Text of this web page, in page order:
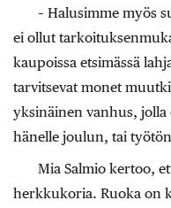
– Halusimme myös
ei ollut
kaupoissa etsimässä
tarvitsevat monet
yksinäinen vanhus, jolla
hänelle joulun, tai
Mia Salmio kertoo,
herkkukoria. Ruoka on